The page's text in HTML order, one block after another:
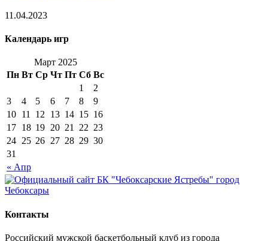
11.04.2023
Календарь игр
Март 2025
Пн Вт Ср Чт Пт Сб Вс
« Апр
1
2
3
4 5 6 7 8
9
10 11 12 13 14 15 16
17 18 19 20 21 22 23
24 25 26 27 28 29 30
31
Контакты
Российский мужской баскетбольный клуб из города